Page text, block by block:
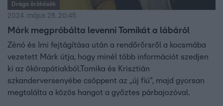
Drága örökösök
2024. május 28. 20:45
Márk megpróbálta levenni Tomikát a lábáról
Zénó és Imi fejtágítása után a rendőrőrsről a kocsmába
vezetett Márk útja, hogy minél több információt szedjen
ki az ökörapátiakból.Tomika és Krisztián
szkanderversenyébe csöppent az „új fiú”, majd gyorsan
megtalálta a közös hangot a győztes párbajozóval.